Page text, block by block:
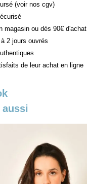
(voir nos cgv)
magasin ou dès 90€ d'achat
2 jours ouvrés
de leur achat en ligne
aussi